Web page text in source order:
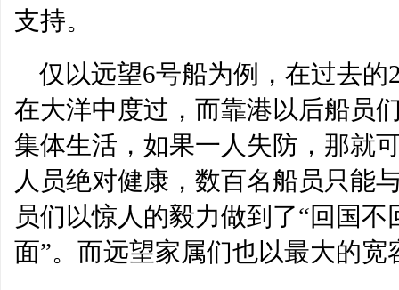
支持。
仅以远望6号船为例，在过去
在大洋中度过，而靠港以后船员
集体生活，如果一人失防，那就
人员绝对健康，数百名船员只能
员们以惊人的毅力做到了“回国
面”。而远望家属们也以最大的